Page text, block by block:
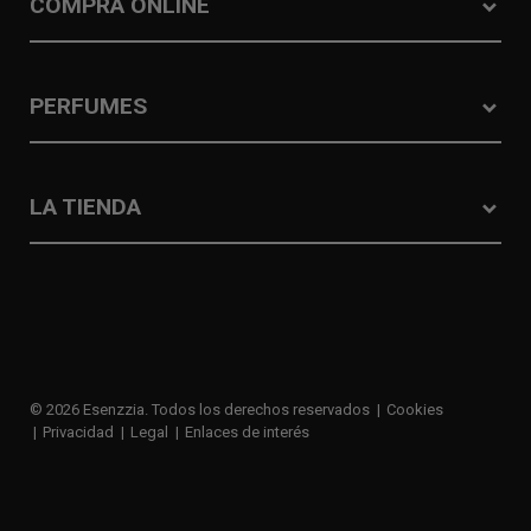
PERFUMES
LA TIENDA
© 2026 Esenzzia. Todos los derechos reservados
Cookies
Privacidad
Legal Enlaces de interés